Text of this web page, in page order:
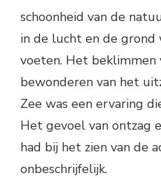
schoonheid van de
in de lucht en de grond
voeten. Het
bewonderen van het
Zee was een ervaring
Het gevoel van ontzag
had bij het zien van de
onbeschrijfelijk.